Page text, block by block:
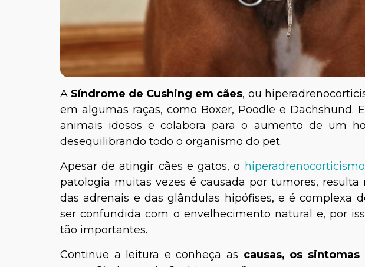
A Síndrome de Cushing em cães, ou
em algumas raças, como Boxer, Poodle e Dachshund.
animais idosos e colabora para o aumento de um
desequilibrando todo o organismo do pet.
Apesar de atingir cães e gatos, o
patologia muitas vezes é causada por tumores,
das adrenais e das glândulas hipófises, e é complexa
ser confundida com o envelhecimento natural e, por
tão importantes.
Continue a leitura e conheça as causas, os